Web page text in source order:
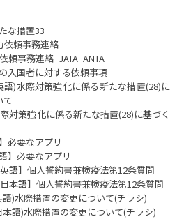
な措置33
依頼事務連絡
頼事務連絡_JATA_ANTA
入国者に対する依頼事項
)水際対策強化に係る新たな措置(28)に
て
対策強化に係る新たな措置(28)に基づく
必要なアプリ
】必要なアプリ
語】個人誓約書兼検疫法第12条質問
本語】個人誓約書兼検疫法第12条質問
)水際措置の変更について(チラシ)
語)水際措置の変更について(チラシ)